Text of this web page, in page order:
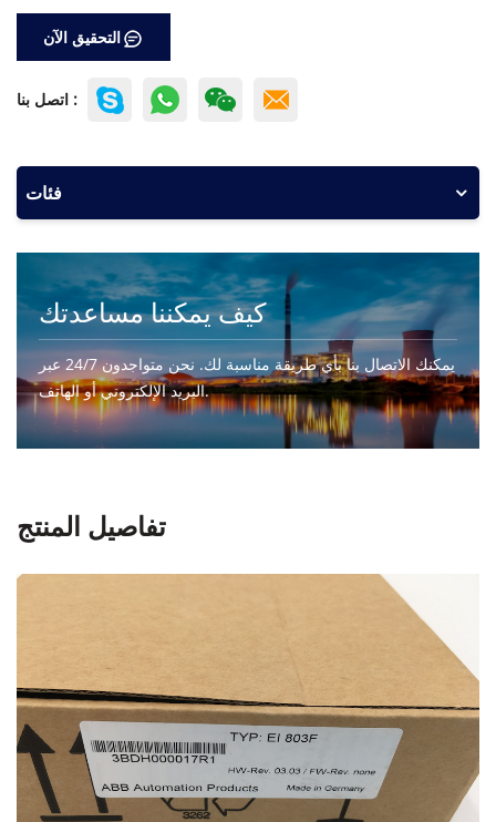
التحقيق الآن
اتصل بنا :
فئات
كيف يمكننا مساعدتك
يمكنك الاتصال بنا بأي طريقة مناسبة لك. نحن متواجدون 24/7 عبر
البريد الإلكتروني أو الهاتف.
اتصل بنا
تفاصيل المنتج